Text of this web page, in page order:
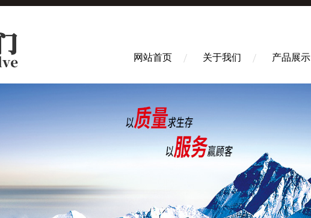
网站首页 关于我们 产品展示